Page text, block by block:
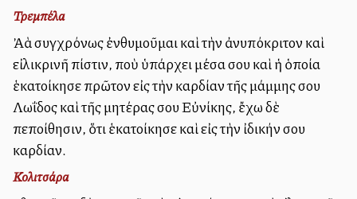
Τρεμπέλα
Ἀλλὰ συγχρόνως ἐνθυμοῦμαι καὶ τὴν ἀνυπόκριτον καὶ
εἰλικρινῆ πίστιν, ποὺ ὑπάρχει μέσα σου καὶ ἡ ὁποία
ἑκατοίκησε πρῶτον εἰς τὴν καρδίαν τῆς μάμμης σου
Λωΐδος καὶ τῆς μητέρας σου Εὐνίκης, ἔχω δὲ
πεποίθησιν, ὅτι ἑκατοίκησε καὶ εἰς τὴν ἰδικήν σου
καρδίαν.
Κολιτσάρα